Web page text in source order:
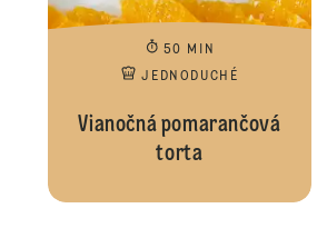
50 MIN
JEDNODUCHÉ
Vianočná pomarančová
torta